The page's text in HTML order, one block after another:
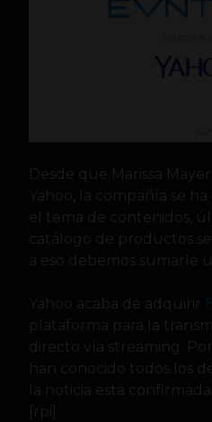
Desde que Marissa
Yahoo, la compañía se
el tema de contenidos,
catálogo de productos
a eso debemos sumarle
Yahoo acaba de adquirir
plataforma para la
directo vía streaming.
han conocido todos los
la noticia está confirmada.
[rpi]